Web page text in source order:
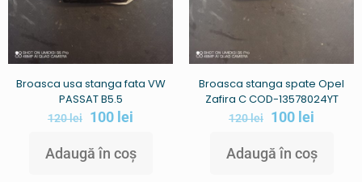
Broasca usa stanga fata VW
PASSAT B5.5
120lei 100 lei
Adaugă în coș
Broasca stanga spate Opel
Zafira C COD-13578024YT
120lei 100 lei
Adaugă în coș